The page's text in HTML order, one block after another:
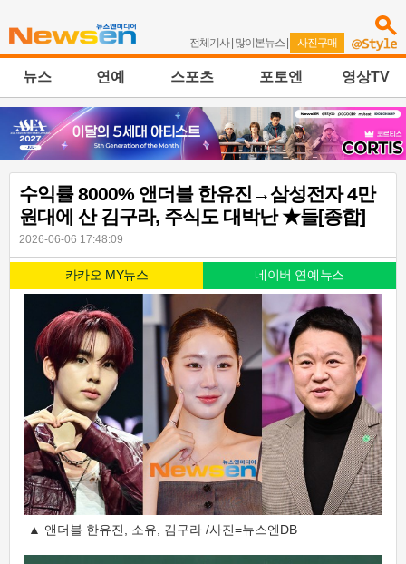
전체기사| 많이본뉴스 | 사진구매
뉴스 연예 스포츠 포토엔 영상TV
수익률 8000% 앤더블 한유진→삼성전자 4만
원대에 산 김구라, 주식도 대박난 ★들[종합]
2026-06-06 17:48:09
카카오 MY뉴스 네이버 연예뉴스
▲ 앤더블 한유진, 소유, 김구라 /사진=뉴스엔DB